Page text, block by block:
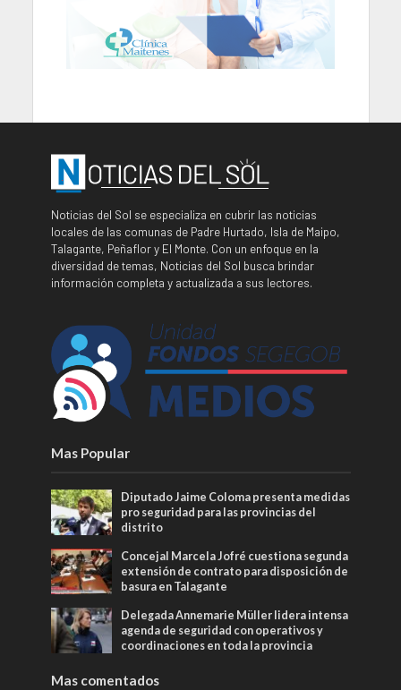
Noticias del Sol se especializa en cubrir las noticias
locales de las comunas de Padre Hurtado, Isla de Maipo,
Talagante, Peñaflor y El Monte. Con un enfoque en la
diversidad de temas, Noticias del Sol busca brindar
información completa y actualizada a sus lectores.
Mas Popular
Diputado Jaime Coloma presenta medidas
pro seguridad para las provincias del
distrito
Concejal Marcela Jofré cuestiona segunda
extensión de contrato para disposición de
basura en Talagante
Delegada Annemarie Müller lidera intensa
agenda de seguridad con operativos y
coordinaciones en toda la provincia
Mas comentados